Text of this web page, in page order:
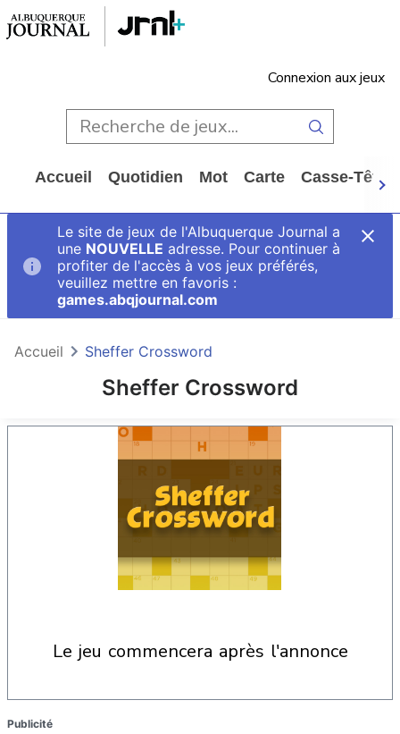
Connexion aux jeux
Accueil Quotidien Mot Carte Casse-Tête
Le site de jeux de l'Albuquerque Journal a
une NOUVELLE adresse. Pour continuer à
profiter de l'accès à vos jeux préférés,
veuillez mettre en favoris :
games.abqjournal.com
Sheffer Crossword
Accueil Sheffer Crossword
le jeu commencera après l'annonce
Publicité